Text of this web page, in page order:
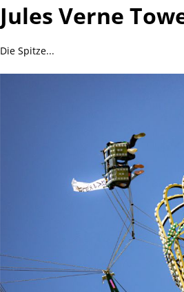
Jules Verne
Die Spitze...
Crazy Outback (Kollmann) -
Bilder
Schau Dir hier Bilder vom